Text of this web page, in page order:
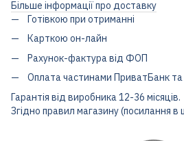
Більше інформації про доставку
Готівкою при отриманні
Карткою он-лайн
Рахунок-фактура від ФОП
Оплата частинами ПриватБанк
Гарантія від виробника 12-36 місяців.
Згідно правил магазину (посилання в